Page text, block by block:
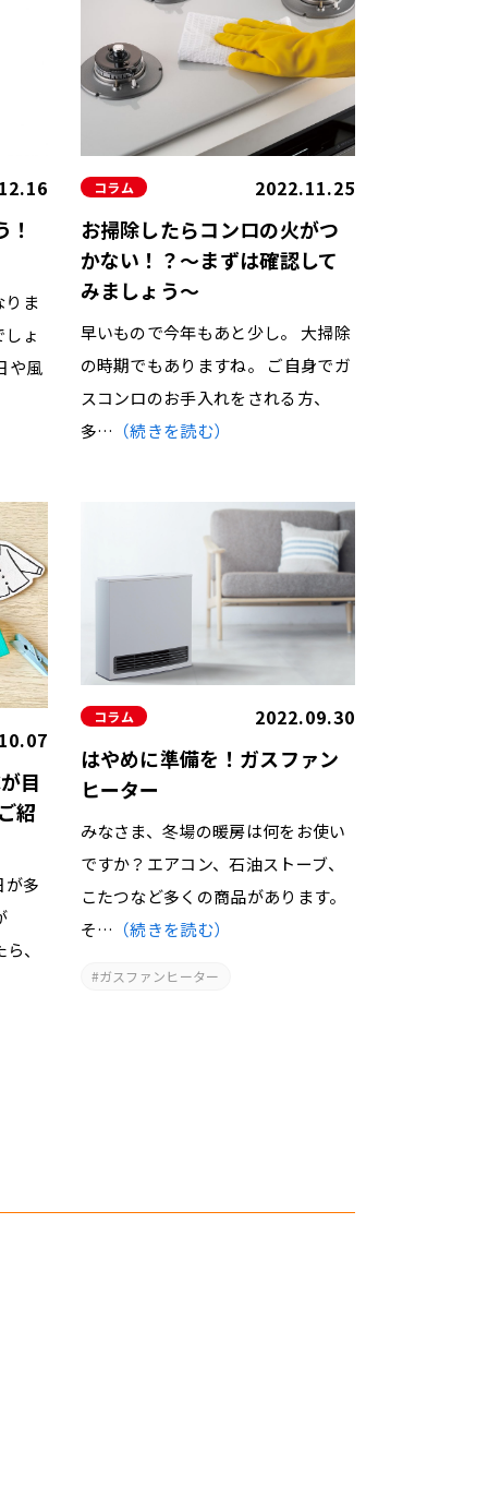
！
ま
ょ
や風
お掃除したらコンロの火がつ
かない！？～まずは確認して
みましょう～
コラム 2022.11.25
早いもので今年もあと少し。 大掃除
の時期でもありますね。 ご自身でガ
スコンロのお手入れをされる方、
多… （続きを読む）
目
紹
が多
、
はやめに準備を！ガスファン
ヒーター
コラム 2022.09.30
みなさま、冬場の暖房は何をお使い
ですか？エアコン、石油ストーブ、
こたつなど多くの商品があります。
そ… （続きを読む）
ガスファンヒーター